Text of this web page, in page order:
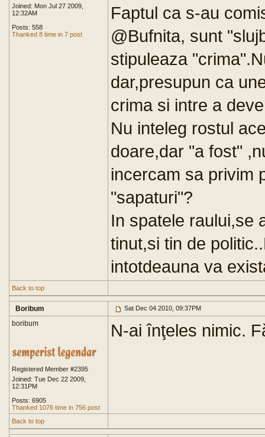
Joined: Mon Jul 27 2009,
12:32AM
Posts: 558
Thanked 8 time in 7 post
Faptul ca s-au
@Bufnita, sunt
stipuleaza
dar,presupun ca
crima si intre a
Nu inteleg rostul
doare,dar "a fost"
incercam sa privim
"sapaturi"?
In spatele raului,se
tinut,si tin de
intotdeauna va
Back to top
Boribum Sat Dec 04 2010, 09:37PM
boribum
Registered Member #2395
Joined: Tue Dec 22 2009,
12:31PM
Posts: 6905
Thanked 1076 time in 756 post
N-ai înţeles nimic.
Back to top